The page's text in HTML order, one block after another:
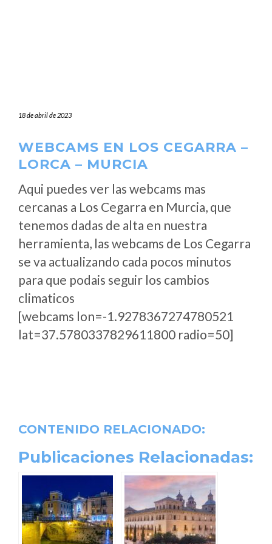
18 de abril de 2023
WEBCAMS EN LOS CEGARRA –
LORCA – MURCIA
Aqui puedes ver las webcams mas
cercanas a Los Cegarra en Murcia, que
tenemos dadas de alta en nuestra
herramienta, las webcams de Los Cegarra
se va actualizando cada pocos minutos
para que podais seguir los cambios
climaticos
[webcams lon=-1.9278367274780521
lat=37.5780337829611800 radio=50]
CONTENIDO RELACIONADO:
Publicaciones Relacionadas: